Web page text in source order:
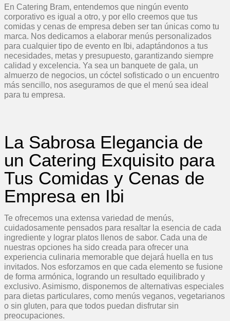
En Catering Bram, entendemos que ningún evento
corporativo es igual a otro, y por ello creemos que tus
comidas y cenas de empresa deben ser tan únicas como tu
marca. Nos dedicamos a elaborar menús personalizados
para cualquier tipo de evento en Ibi, adaptándonos a tus
necesidades, metas y presupuesto, garantizando siempre
calidad y excelencia. Ya sea un banquete de gala, un
almuerzo de negocios, un cóctel sofisticado o un encuentro
más sencillo, nos aseguramos de que el menú sea ideal
para tu empresa.
La Sabrosa Elegancia de
un Catering Exquisito para
Tus Comidas y Cenas de
Empresa en Ibi
Te ofrecemos una extensa variedad de menús,
cuidadosamente pensados para resaltar la esencia de cada
ingrediente y lograr platos llenos de sabor. Cada una de
nuestras opciones ha sido creada para ofrecer una
experiencia culinaria memorable que dejará huella en tus
invitados. Nos esforzamos en que cada elemento se fusione
de forma armónica, logrando un resultado equilibrado y
exclusivo. Asimismo, disponemos de alternativas especiales
para dietas particulares, como menús veganos, vegetarianos
o sin gluten, para que todos puedan disfrutar sin
preocupaciones.